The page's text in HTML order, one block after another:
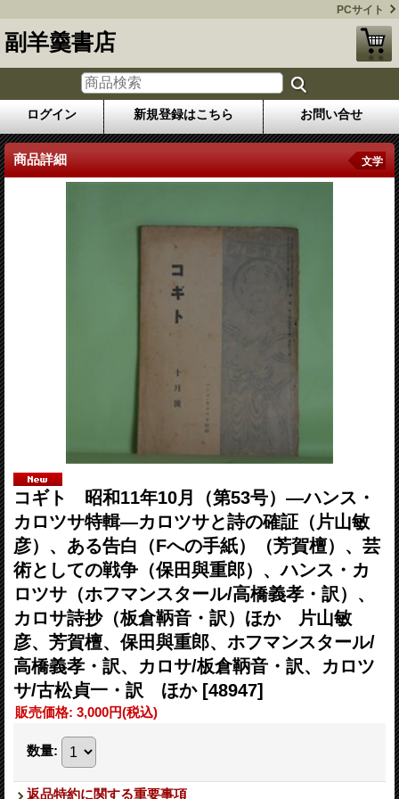
PCサイト
副羊羹書店
ログイン 新規登録はこちら お問い合せ
商品詳細 文学
コギト 昭和11年10月（第53号）―ハンス・
カロツサ特輯―カロツサと詩の確証（片山敏
彦）、ある告白（Fへの手紙）（芳賀檀）、芸
術としての戦争（保田與重郎）、ハンス・カ
ロツサ（ホフマンスタール/高橋義孝・訳）、
カロサ詩抄（板倉鞆音・訳）ほか 片山敏
彦、芳賀檀、保田與重郎、ホフマンスタール/
高橋義孝・訳、カロサ/板倉鞆音・訳、カロツ
サ/古松貞一・訳 ほか [48947]
販売価格: 3,000円(税込)
数量:
返品特約に関する重要事項